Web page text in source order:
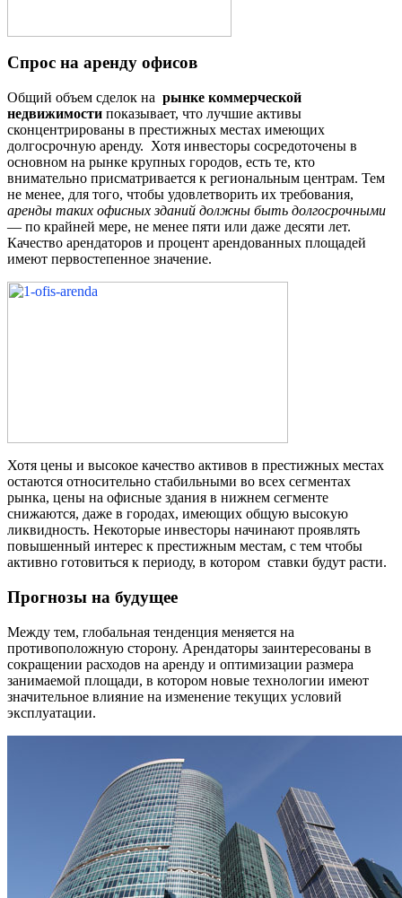
Спрос на аренду офисов
Общий объем сделок на рынке коммерческой
недвижимости показывает, что лучшие активы
сконцентрированы в престижных местах имеющих
долгосрочную аренду. Хотя инвесторы сосредоточены в
основном на рынке крупных городов, есть те, кто
внимательно присматривается к региональным центрам. Тем
не менее, для того, чтобы удовлетворить их требования,
аренды таких офисных зданий должны быть долгосрочными
— по крайней мере, не менее пяти или даже десяти лет.
Качество арендаторов и процент арендованных площадей
имеют первостепенное значение.
Хотя цены и высокое качество активов в престижных местах
остаются относительно стабильными во всех сегментах
рынка, цены на офисные здания в нижнем сегменте
снижаются, даже в городах, имеющих общую высокую
ликвидность. Некоторые инвесторы начинают проявлять
повышенный интерес к престижным местам, с тем чтобы
активно готовиться к периоду, в котором ставки будут расти.
Прогнозы на будущее
Между тем, глобальная тенденция меняется на
противоположную сторону. Арендаторы заинтересованы в
сокращении расходов на аренду и оптимизации размера
занимаемой площади, в котором новые технологии имеют
значительное влияние на изменение текущих условий
эксплуатации.